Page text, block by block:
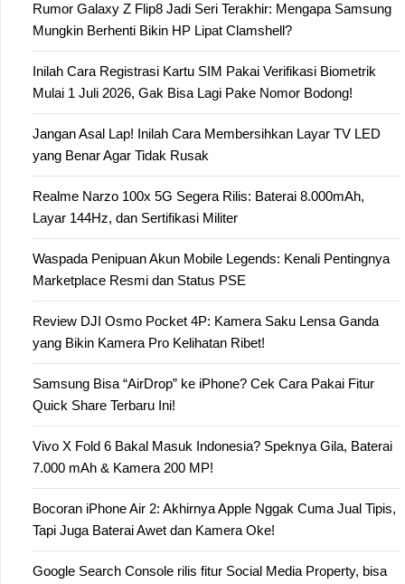
Rumor Galaxy Z Flip8 Jadi Seri Terakhir: Mengapa Samsung
Mungkin Berhenti Bikin HP Lipat Clamshell?
Inilah Cara Registrasi Kartu SIM Pakai Verifikasi Biometrik
Mulai 1 Juli 2026, Gak Bisa Lagi Pake Nomor Bodong!
Jangan Asal Lap! Inilah Cara Membersihkan Layar TV LED
yang Benar Agar Tidak Rusak
Realme Narzo 100x 5G Segera Rilis: Baterai 8.000mAh,
Layar 144Hz, dan Sertifikasi Militer
Waspada Penipuan Akun Mobile Legends: Kenali Pentingnya
Marketplace Resmi dan Status PSE
Review DJI Osmo Pocket 4P: Kamera Saku Lensa Ganda
yang Bikin Kamera Pro Kelihatan Ribet!
Samsung Bisa “AirDrop” ke iPhone? Cek Cara Pakai Fitur
Quick Share Terbaru Ini!
Vivo X Fold 6 Bakal Masuk Indonesia? Speknya Gila, Baterai
7.000 mAh & Kamera 200 MP!
Bocoran iPhone Air 2: Akhirnya Apple Nggak Cuma Jual Tipis,
Tapi Juga Baterai Awet dan Kamera Oke!
Google Search Console rilis fitur Social Media Property, bisa